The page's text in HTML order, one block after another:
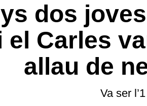
dos
el Carles
allau de
Va ser